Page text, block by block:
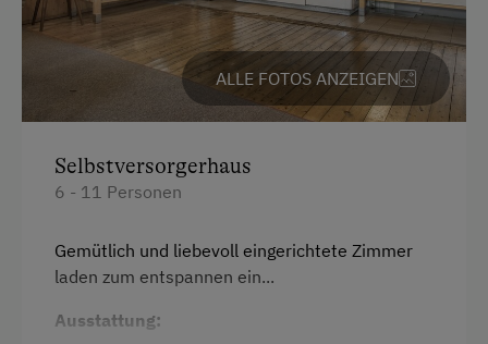
Familienanschluss
Garten/Wiese
Hofeigene Produkte
Mithilfe am Hof
Kinder sind willkommen
ALLE FOTOS ANZEIGEN
Selbstversorgerhaus
6 - 11 Personen
Gemütlich und liebevoll eingerichtete Zimmer
laden zum entspannen ein...
Ausstattung: